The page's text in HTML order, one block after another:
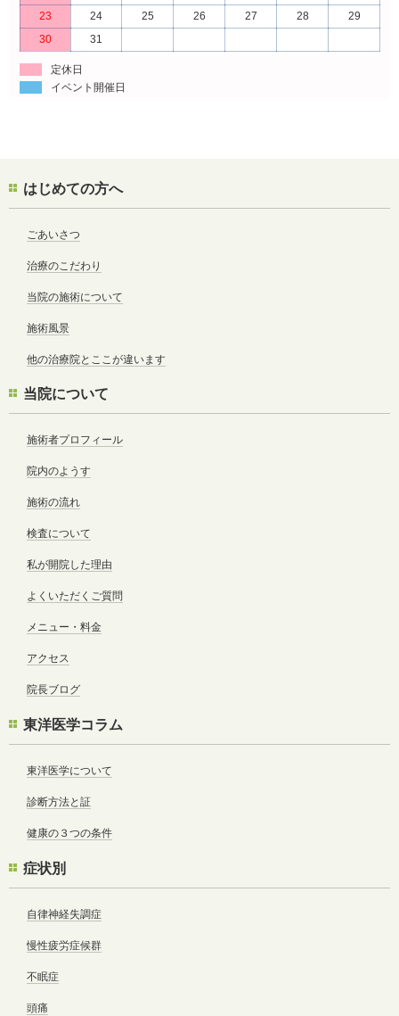
23
24 25 26 27 28
29
30
31
定休日
イベント開催日
はじめての方へ
ごあいさつ
治療のこだわり
当院の施術について
施術風景
他の治療院とここが違います
当院について
施術者プロフィール
院内のようす
施術の流れ
検査について
私が開院した理由
よくいただくご質問
メニュー・料金
アクセス
院長ブログ
東洋医学コラム
東洋医学について
診断方法と証
健康の３つの条件
症状別
自律神経失調症
慢性疲労症候群
不眠症
頭痛